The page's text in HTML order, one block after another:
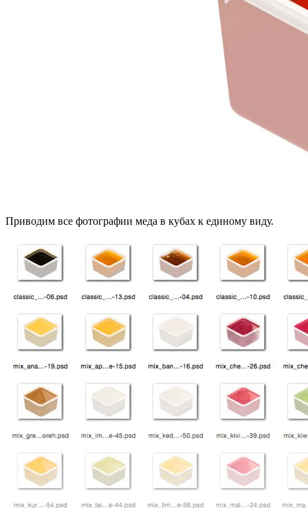
Приводим все фотографии меда в кубах к единому виду.